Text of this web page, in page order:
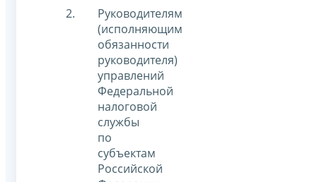
Руководителям
(исполняющим
обязанности
руководителя)
управлений
Федеральной
налоговой
службы
по
субъектам
Российской